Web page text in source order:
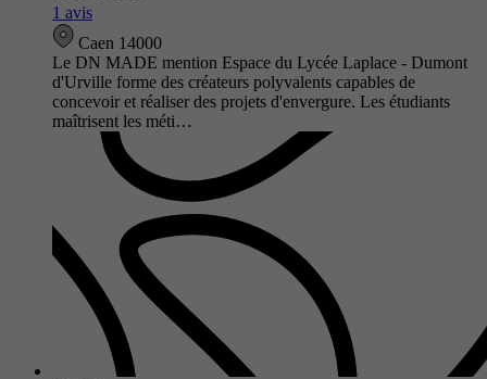
1 avis
Caen 14000
Le DN MADE mention Espace du Lycée Laplace - Dumont
d'Urville forme des créateurs polyvalents capables de
concevoir et réaliser des projets d'envergure. Les étudiants
maîtrisent les méti…